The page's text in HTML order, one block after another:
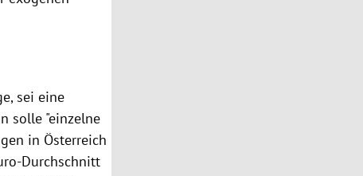
sei eine
solle "einzelne
in Österreich
Durchschnitt